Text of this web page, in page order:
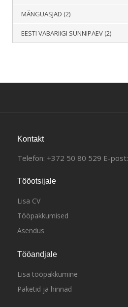
MÄNGUASJAD (2)
EESTI VABARIIGI SÜNNIPÄEV (2)
Kontakt
Telefon: +372 50 80 529 E-post:
Tööotsijale
Lisa CV
Tööpakkumised
Asendus
Tööandjale
Lisa tööpakkumine
Paketid ja hinnad